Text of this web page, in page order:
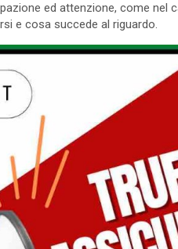
ed attenzione, come nel
e cosa succede al riguardo.